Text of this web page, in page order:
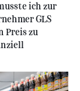
ich zur
GLS
Preis zu